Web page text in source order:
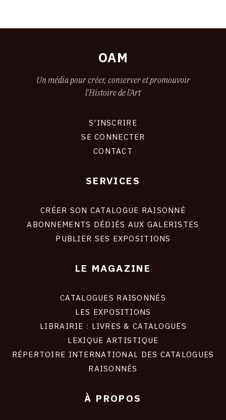
OAM
Un média pour créer, conserver et promouvoir
l'Histoire de l'Art
S'INSCRIRE
SE CONNECTER
CONTACT
SERVICES
CRÉER SON CATALOGUE RAISONNÉ
ABONNEMENTS DÉDIÉS AUX GALERISTES
PUBLIER SES EXPOSITIONS
LE MAGAZINE
CATALOGUES RAISONNÉS
LES EXPOSITIONS
LIBRAIRIE : LIVRES & CATALOGUES
LEXIQUE ARTISTIQUE
RÉPERTOIRE INTERNATIONAL DES CATALOGUES
RAISONNÉS
À PROPOS